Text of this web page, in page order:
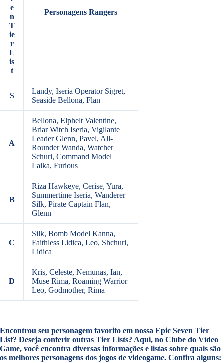
e
n
T
ie
r
L
is
t
Personagens Rangers
S
Landy, Iseria Operator Sigret,
Seaside Bellona, Flan
A
Bellona, Elphelt Valentine,
Briar Witch Iseria, Vigilante
Leader Glenn, Pavel, All-
Rounder Wanda, Watcher
Schuri, Command Model
Laika, Furious
B
Riza Hawkeye, Cerise, Yura,
Summertime Iseria, Wanderer
Silk, Pirate Captain Flan,
Glenn
C
Silk, Bomb Model Kanna,
Faithless Lidica, Leo, Shchuri,
Lidica
D
Kris, Celeste, Nemunas, Ian,
Muse Rima, Roaming Warrior
Leo, Godmother, Rima
Encontrou seu personagem favorito em nossa Epic Seven Tier
List? Deseja conferir outras Tier Lists? Aqui, no Clube do Vídeo
Game, você encontra diversas informações e listas sobre quais são
os melhores personagens dos jogos de videogame. Confira alguns: